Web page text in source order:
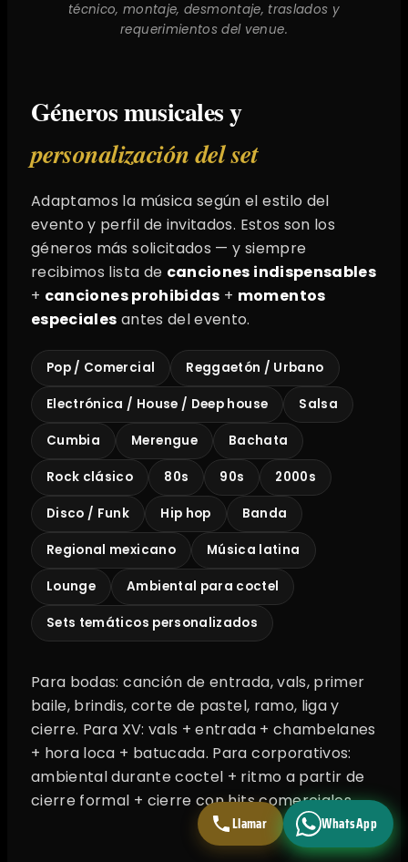
técnico, montaje, desmontaje, traslados y
requerimientos del venue.
Géneros musicales y
personalización del set
Adaptamos la música según el estilo del
evento y perfil de invitados. Estos son los
géneros más solicitados — y siempre
recibimos lista de canciones indispensables
+ canciones prohibidas + momentos
especiales antes del evento.
Pop / Comercial Reggaetón / Urbano
Electrónica / House / Deep house Salsa
Cumbia Merengue Bachata
Rock clásico 80s 90s 2000s
Disco / Funk Hip hop Banda
Regional mexicano Música latina
Lounge Ambiental para coctel
Sets temáticos personalizados
Para bodas: canción de entrada, vals, primer
baile, brindis, corte de pastel, ramo, liga y
cierre. Para XV: vals + entrada + chambelanes
+ hora loca + batucada. Para corporativos:
ambiental durante coctel + ritmo a partir de
cierre formal + cierre con hits comerciales.
Llamar WhatsApp